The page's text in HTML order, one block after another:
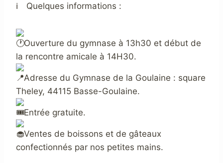
Quelques informations :
Ouverture du gymnase à 13h30 et début de
la rencontre amicale à 14H30.
Adresse du Gymnase de la Goulaine : square
Theley, 44115 Basse-Goulaine.
Entrée gratuite.
Ventes de boissons et de gâteaux
confectionnés par nos petites mains.